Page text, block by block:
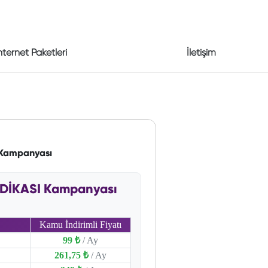
Paketleri İletişim
Kampanyası
Kamu İndirimli Fiyatı
99 ₺ / Ay
261,75 ₺ / Ay